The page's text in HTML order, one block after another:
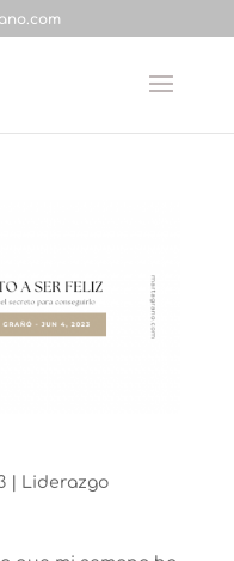
|
Liderazgo